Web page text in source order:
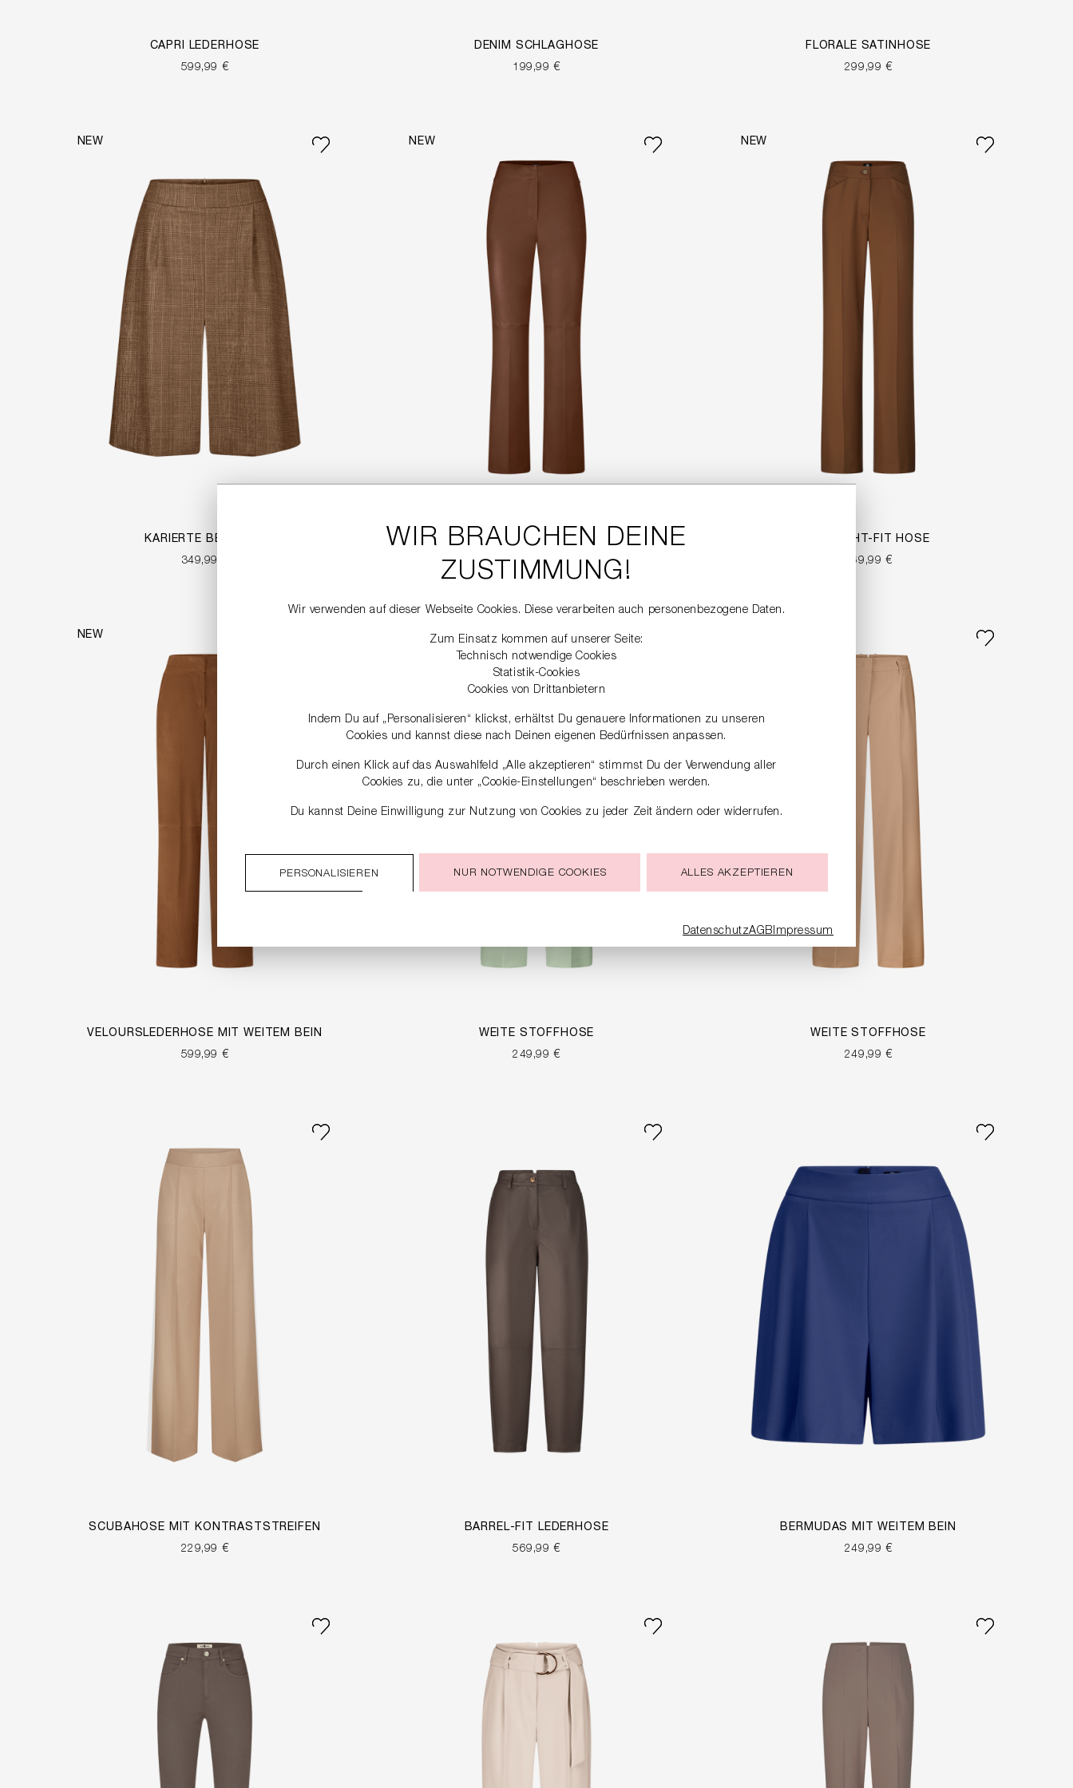
CAPRI LEDERHOSE
599,99 €
DENIM SCHLAGHOSE
199,99 €
FLORALE SATINHOSE
299,99 €
NEW
KARIERTE BERMUDA
349,99 €
NEW
LEDERHOSE
699,99 €
NEW
STRAIGHT-FIT HOSE
269,99 €
NEW
VELOURSLEDERHOSE MIT WEITEM BEIN
599,99 €
NEW
WEITE STOFFHOSE
249,99 €
WEITE STOFFHOSE
249,99 €
SCUBAHOSE MIT KONTRASTSTREIFEN
229,99 €
BARREL-FIT LEDERHOSE
569,99 €
BERMUDAS MIT WEITEM BEIN
249,99 €
WIR BRAUCHEN DEINE
ZUSTIMMUNG!
Wir verwenden auf dieser Webseite Cookies. Diese verarbeiten auch personenbezogene Daten.
Zum Einsatz kommen auf unserer Seite:
Technisch notwendige Cookies
Statistik-Cookies
Cookies von Drittanbietern
Indem Du auf „Personalisieren“ klickst, erhältst Du genauere Informationen zu unseren
Cookies und kannst diese nach Deinen eigenen Bedürfnissen anpassen.
Durch einen Klick auf das Auswahlfeld „Alle akzeptieren“ stimmst Du der Verwendung aller
Cookies zu, die unter „Cookie-Einstellungen“ beschrieben werden.
Du kannst Deine Einwilligung zur Nutzung von Cookies zu jeder Zeit ändern oder widerrufen.
PERSONALISIEREN NUR NOTWENDIGE COOKIES ALLES AKZEPTIEREN
DatenschutzAGBImpressum